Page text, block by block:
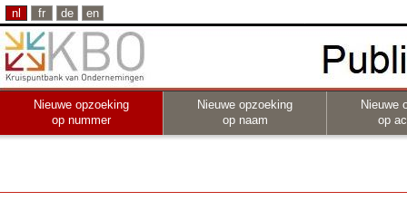
nl fr de en
Nieuwe opzoeking
op nummer
Nieuwe opzoeking
op naam
Nieuwe
op